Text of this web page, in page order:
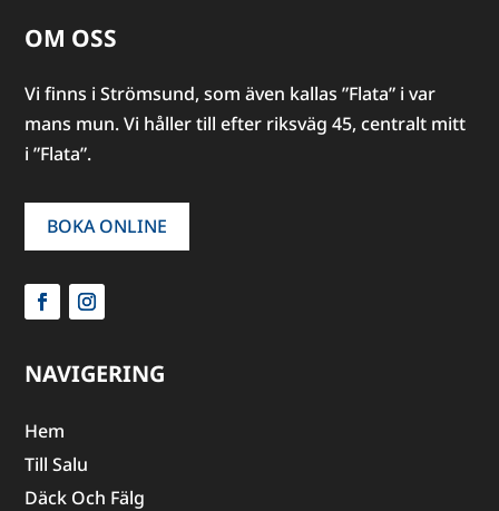
OM OSS
Vi finns i Strömsund, som även kallas ”Flata” i var
mans mun. Vi håller till efter riksväg 45, centralt mitt
i ”Flata”.
BOKA ONLINE
NAVIGERING
Hem
Till Salu
Däck Och Fälg